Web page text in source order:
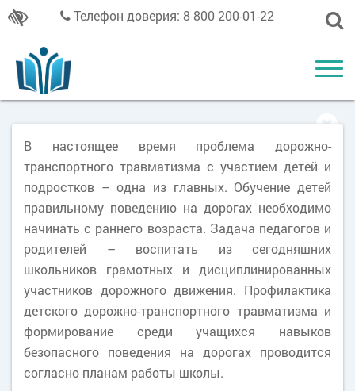
Телефон доверия: 8 800 200-01-22
В настоящее время проблема дорожно-
транспортного травматизма с участием детей и
подростков – одна из главных. Обучение детей
правильному поведению на дорогах необходимо
начинать с раннего возраста. Задача педагогов и
родителей – воспитать из сегодняшних
школьников грамотных и дисциплинированных
участников дорожного движения. Профилактика
детского дорожно-транспортного травматизма и
формирование среди учащихся навыков
безопасного поведения на дорогах проводится
согласно планам работы школы.